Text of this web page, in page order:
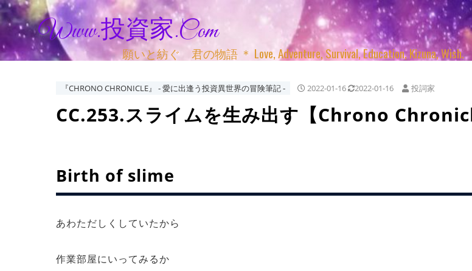
Www.投資家.com
願いと紡ぐ 君の物語 ＊ Love, Adventure, Survival, Education,
『CHRONO CHRONICLE』 ‐ 愛に出逢う投資異世界の冒険筆記 ‐ 2022-01-16 2022-01-16 投詞家
CC.253.スライムを生み出す【Chrono
Birth of slime
あわただしくしていたから
作業部屋にいってみるか